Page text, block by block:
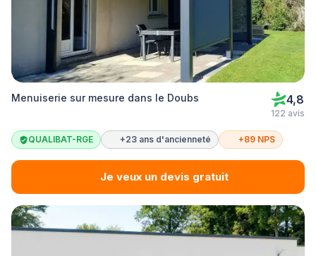
Menuiserie sur mesure dans le Doubs 4,8
122 avis
QUALIBAT-RGE +23 ans d'ancienneté +89 NPS
Je veux un devis gratuit